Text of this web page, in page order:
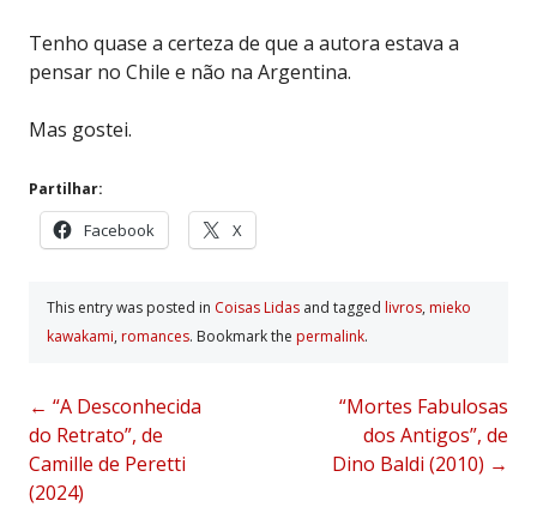
Tenho quase a certeza de que a autora estava a
pensar no Chile e não na Argentina.
Mas gostei.
Partilhar:
Facebook X
This entry was posted in Coisas Lidas and tagged livros, mieko
kawakami, romances. Bookmark the permalink.
Post
navigation
← “A Desconhecida
do Retrato”, de
Camille de Peretti
(2024)
“Mortes Fabulosas
dos Antigos”, de
Dino Baldi (2010) →